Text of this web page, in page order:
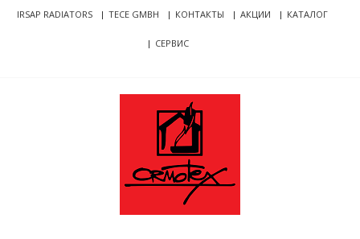
Skip
SkipIRSAP RADIATORS TECE GMBH КОНТАКТЫ АКЦИИ КАТАЛОГ
СЕРВИС